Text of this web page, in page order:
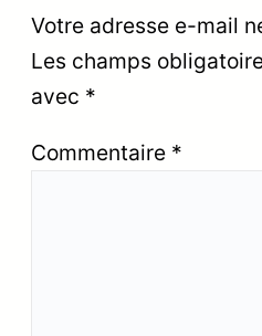
Votre adresse e-mail
Les champs
avec *
Commentaire *